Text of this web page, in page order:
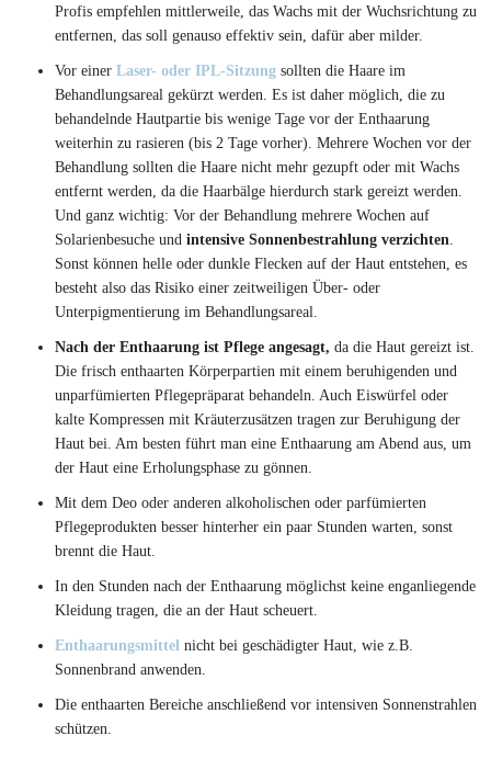
Profis empfehlen mittlerweile, das Wachs mit der Wuchsrichtung zu
entfernen, das soll genauso effektiv sein, dafür aber milder.
Vor einer Laser- oder IPL-Sitzung sollten die Haare im
Behandlungsareal gekürzt werden. Es ist daher möglich, die zu
behandelnde Hautpartie bis wenige Tage vor der Enthaarung
weiterhin zu rasieren (bis 2 Tage vorher). Mehrere Wochen vor der
Behandlung sollten die Haare nicht mehr gezupft oder mit Wachs
entfernt werden, da die Haarbälge hierdurch stark gereizt werden.
Und ganz wichtig: Vor der Behandlung mehrere Wochen auf
Solarienbesuche und intensive Sonnenbestrahlung verzichten
Sonst können helle oder dunkle Flecken auf der Haut entstehen, es
besteht also das Risiko einer zeitweiligen Über- oder
Unterpigmentierung im Behandlungsareal.
Nach der Enthaarung ist Pflege angesagt, da die Haut gereizt ist.
Die frisch enthaarten Körperpartien mit einem beruhigenden und
unparfümierten Pflegepräparat behandeln. Auch Eiswürfel oder
kalte Kompressen mit Kräuterzusätzen tragen zur Beruhigung der
Haut bei. Am besten führt man eine Enthaarung am Abend aus, um
der Haut eine Erholungsphase zu gönnen.
Mit dem Deo oder anderen alkoholischen oder parfümierten
Pflegeprodukten besser hinterher ein paar Stunden warten, sonst
brennt die Haut.
In den Stunden nach der Enthaarung möglichst keine enganliegende
Kleidung tragen, die an der Haut scheuert.
Enthaarungsmittel nicht bei geschädigter Haut, wie z.B.
Sonnenbrand anwenden.
Die enthaarten Bereiche anschließend vor intensiven Sonnenstrahlen
schützen.